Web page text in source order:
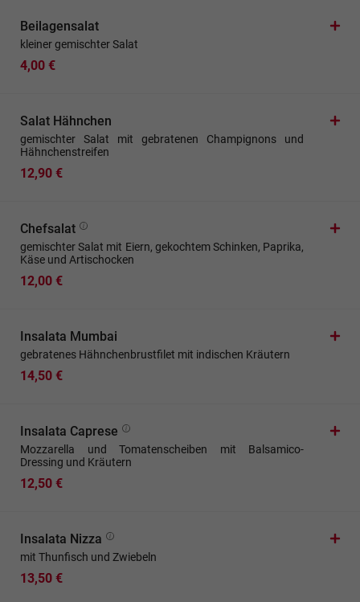
Beilagensalat
kleiner gemischter Salat
4,00 €
Salat Hähnchen
gemischter Salat mit gebratenen Champignons und
Hähnchenstreifen
12,90 €
Chefsalat
gemischter Salat mit Eiern, gekochtem Schinken, Paprika,
Käse und Artischocken
12,00 €
Insalata Mumbai
gebratenes Hähnchenbrustfilet mit indischen Kräutern
14,50 €
Insalata Caprese
Mozzarella und Tomatenscheiben mit Balsamico-
Dressing und Kräutern
12,50 €
Insalata Nizza
mit Thunfisch und Zwiebeln
13,50 €